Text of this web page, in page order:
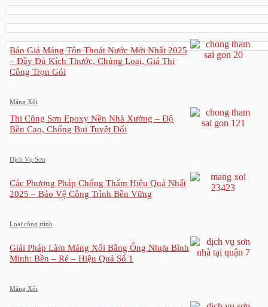
Báo Giá Máng Tôn Thoát Nước Mới Nhất 2025
– Đầy Đủ Kích Thước, Chủng Loại, Giá Thi
Công Trọn Gói
Máng Xối
Thi Công Sơn Epoxy Nền Nhà Xưởng – Độ
Bền Cao, Chống Bụi Tuyệt Đối
Dịch Vụ Sơn
Các Phương Pháp Chống Thấm Hiệu Quả Nhất
2025 – Bảo Vệ Công Trình Bền Vững
Loại công trình
Giải Pháp Làm Máng Xối Bằng Ống Nhựa Bình
Minh: Bền – Rẻ – Hiệu Quả Số 1
Máng Xối